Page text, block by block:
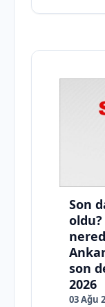
Son
son
2026
03 Ağu